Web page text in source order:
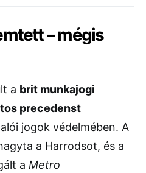
– mégis
a brit munkajogi
precedenst
jogok védelmében. A
a Harrodsot, és a
a Metro